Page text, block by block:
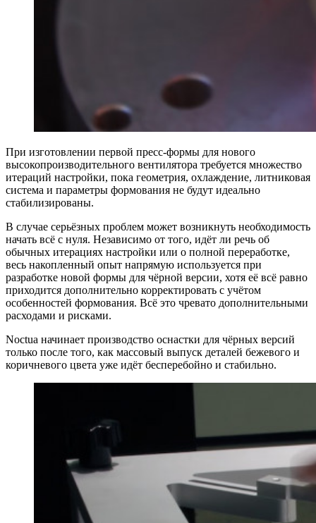
При изготовлении первой пресс-формы для нового
высокопроизводительного вентилятора требуется множество
итераций настройки, пока геометрия, охлаждение, литниковая
система и параметры формования не будут идеально
стабилизированы.
В случае серьёзных проблем может возникнуть необходимость
начать всё с нуля. Независимо от того, идёт ли речь об
обычных итерациях настройки или о полной переработке,
весь накопленный опыт напрямую используется при
разработке новой формы для чёрной версии, хотя её всё равно
приходится дополнительно корректировать с учётом
особенностей формования. Всё это чревато дополнительными
расходами и рисками.
Noctua начинает производство оснастки для чёрных версий
только после того, как массовый выпуск деталей бежевого и
коричневого цвета уже идёт бесперебойно и стабильно.